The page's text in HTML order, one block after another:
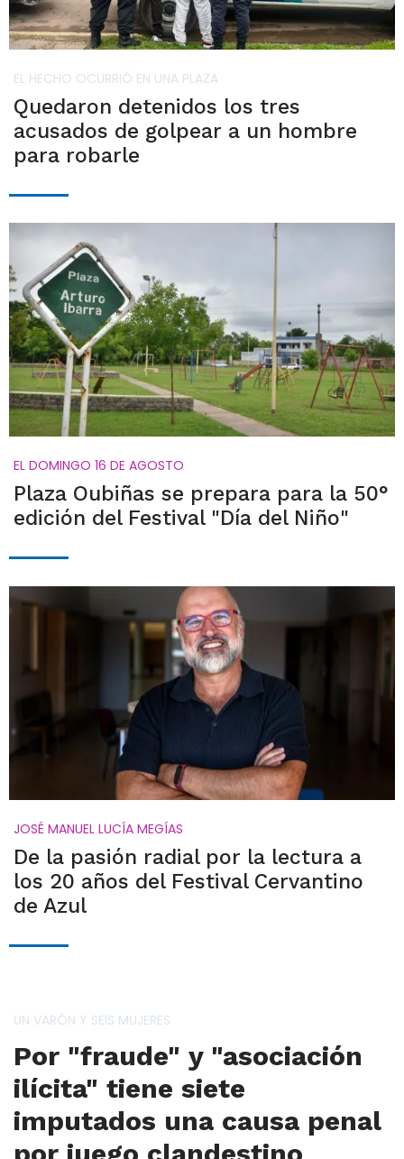
EL HECHO OCURRIÓ EN UNA PLAZA
Quedaron detenidos los tres
acusados de golpear a un hombre
para robarle
EL DOMINGO 16 DE AGOSTO
Plaza Oubiñas se prepara para la 50°
edición del Festival "Día del Niño"
JOSÉ MANUEL LUCÍA MEGÍAS
De la pasión radial por la lectura a
los 20 años del Festival Cervantino
de Azul
UN VARÓN Y SEIS MUJERES
Por "fraude" y "asociación
ilícita" tiene siete
imputados una causa penal